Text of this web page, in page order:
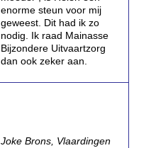
enorme steun voor mij
geweest. Dit had ik zo
nodig. Ik raad Mainasse
Bijzondere Uitvaartzorg
dan ook zeker aan.
Joke Brons, Vlaardingen